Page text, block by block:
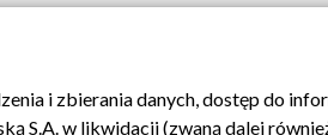
Biuro reklamy Kontakt
i zbierania danych, dostęp do
S.A. w likwidacji (zwaną dalej